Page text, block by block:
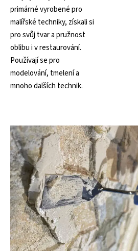
primárné vyrobené pro
malířské techniky, získali si
pro svůj tvar a pružnost
oblibu i v restaurování.
Používají se pro
modelování, tmelení a
mnoho dalších technik.